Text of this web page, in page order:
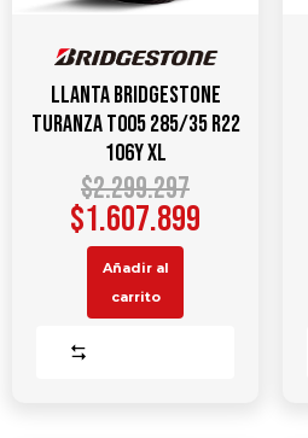
Llanta Bridgestone
Turanza T005 285/35 R22
106Y XL
$2.299.297
$1.607.899
Añadir al
carrito